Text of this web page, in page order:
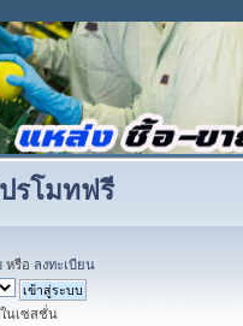
รโมทฟรี
หรือ ลงทะเบียน
นเซสชั่น